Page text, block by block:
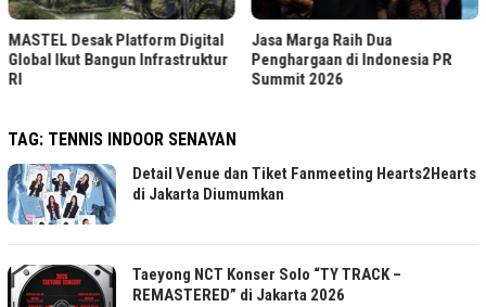
MASTEL Desak Platform Digital
Global Ikut Bangun Infrastruktur
RI
Jasa Marga Raih Dua
Penghargaan di Indonesia PR
Summit 2026
TAG: TENNIS INDOOR SENAYAN
Detail Venue dan Tiket Fanmeeting Hearts2Hearts
di Jakarta Diumumkan
Taeyong NCT Konser Solo “TY TRACK –
REMASTERED” di Jakarta 2026